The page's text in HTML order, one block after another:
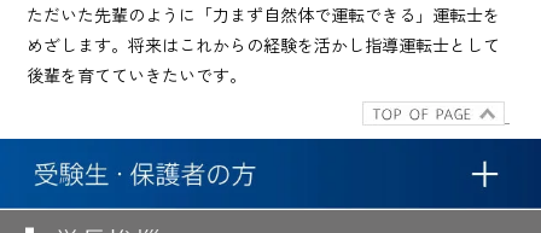
ただいた先輩のように「力まず自然体で運転できる」運転士を
めざします。将来はこれからの経験を活かし指導運転士として
後輩を育てていきたいです。